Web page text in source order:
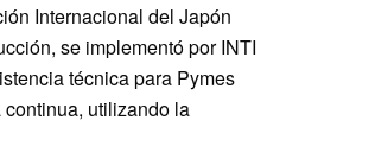
Internacional del Japón
se implementó por INTI
técnica para Pymes
utilizando la